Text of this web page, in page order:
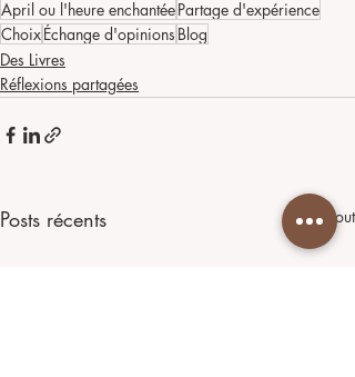
April ou l'heure enchantéePartage d'expérience
ChoixÉchange d'opinions Blog
Des Livres
Réflexions partagées
Posts récents Voir tout